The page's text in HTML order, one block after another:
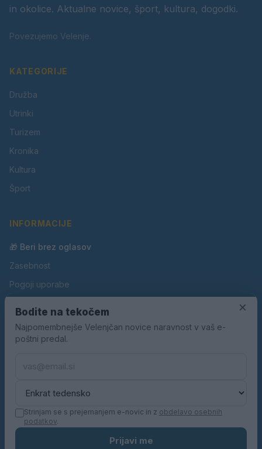
in okolice. Aktualne novice, šport, kultura, dogodki.
Povezujemo Velenje.
KATEGORIJE
Družba
Utrinki
Turizem
Kronika
Kultura
Šport
INFORMACIJE
🎁 Beri brez oglasov
Zasebnost
Pogoji uporabe
Oglaševanje
Kontakt
×
Bodite na tekočem
Najpomembnejše Velenjčan novice naravnost v vaš e-
poštni predal.
Strinjam se s prejemanjem e-novic in z obdelavo osebnih
podatkov.
Prijavi me